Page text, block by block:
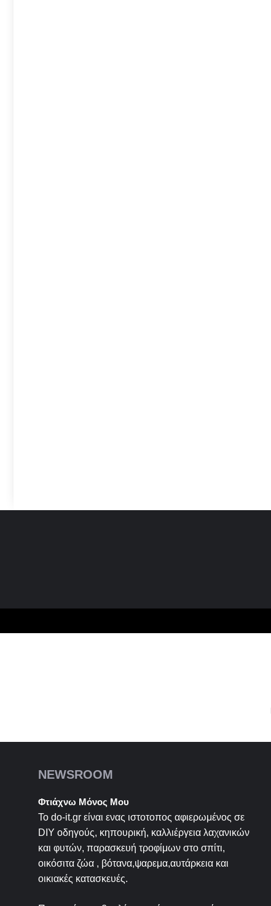
NEWSROOM
Φτιάχνω Μόνος Μου
Το do-it.gr είναι ενας ιστοτοπος αφιερωμένος σε
DIY οδηγούς, κηπουρική, καλλιέργεια λαχανικών
και φυτών, παρασκευή τροφίμων στο σπίτι,
οικόσιτα ζώα , βότανα,ψαρεμα,αυτάρκεια και
οικιακές κατασκευές.